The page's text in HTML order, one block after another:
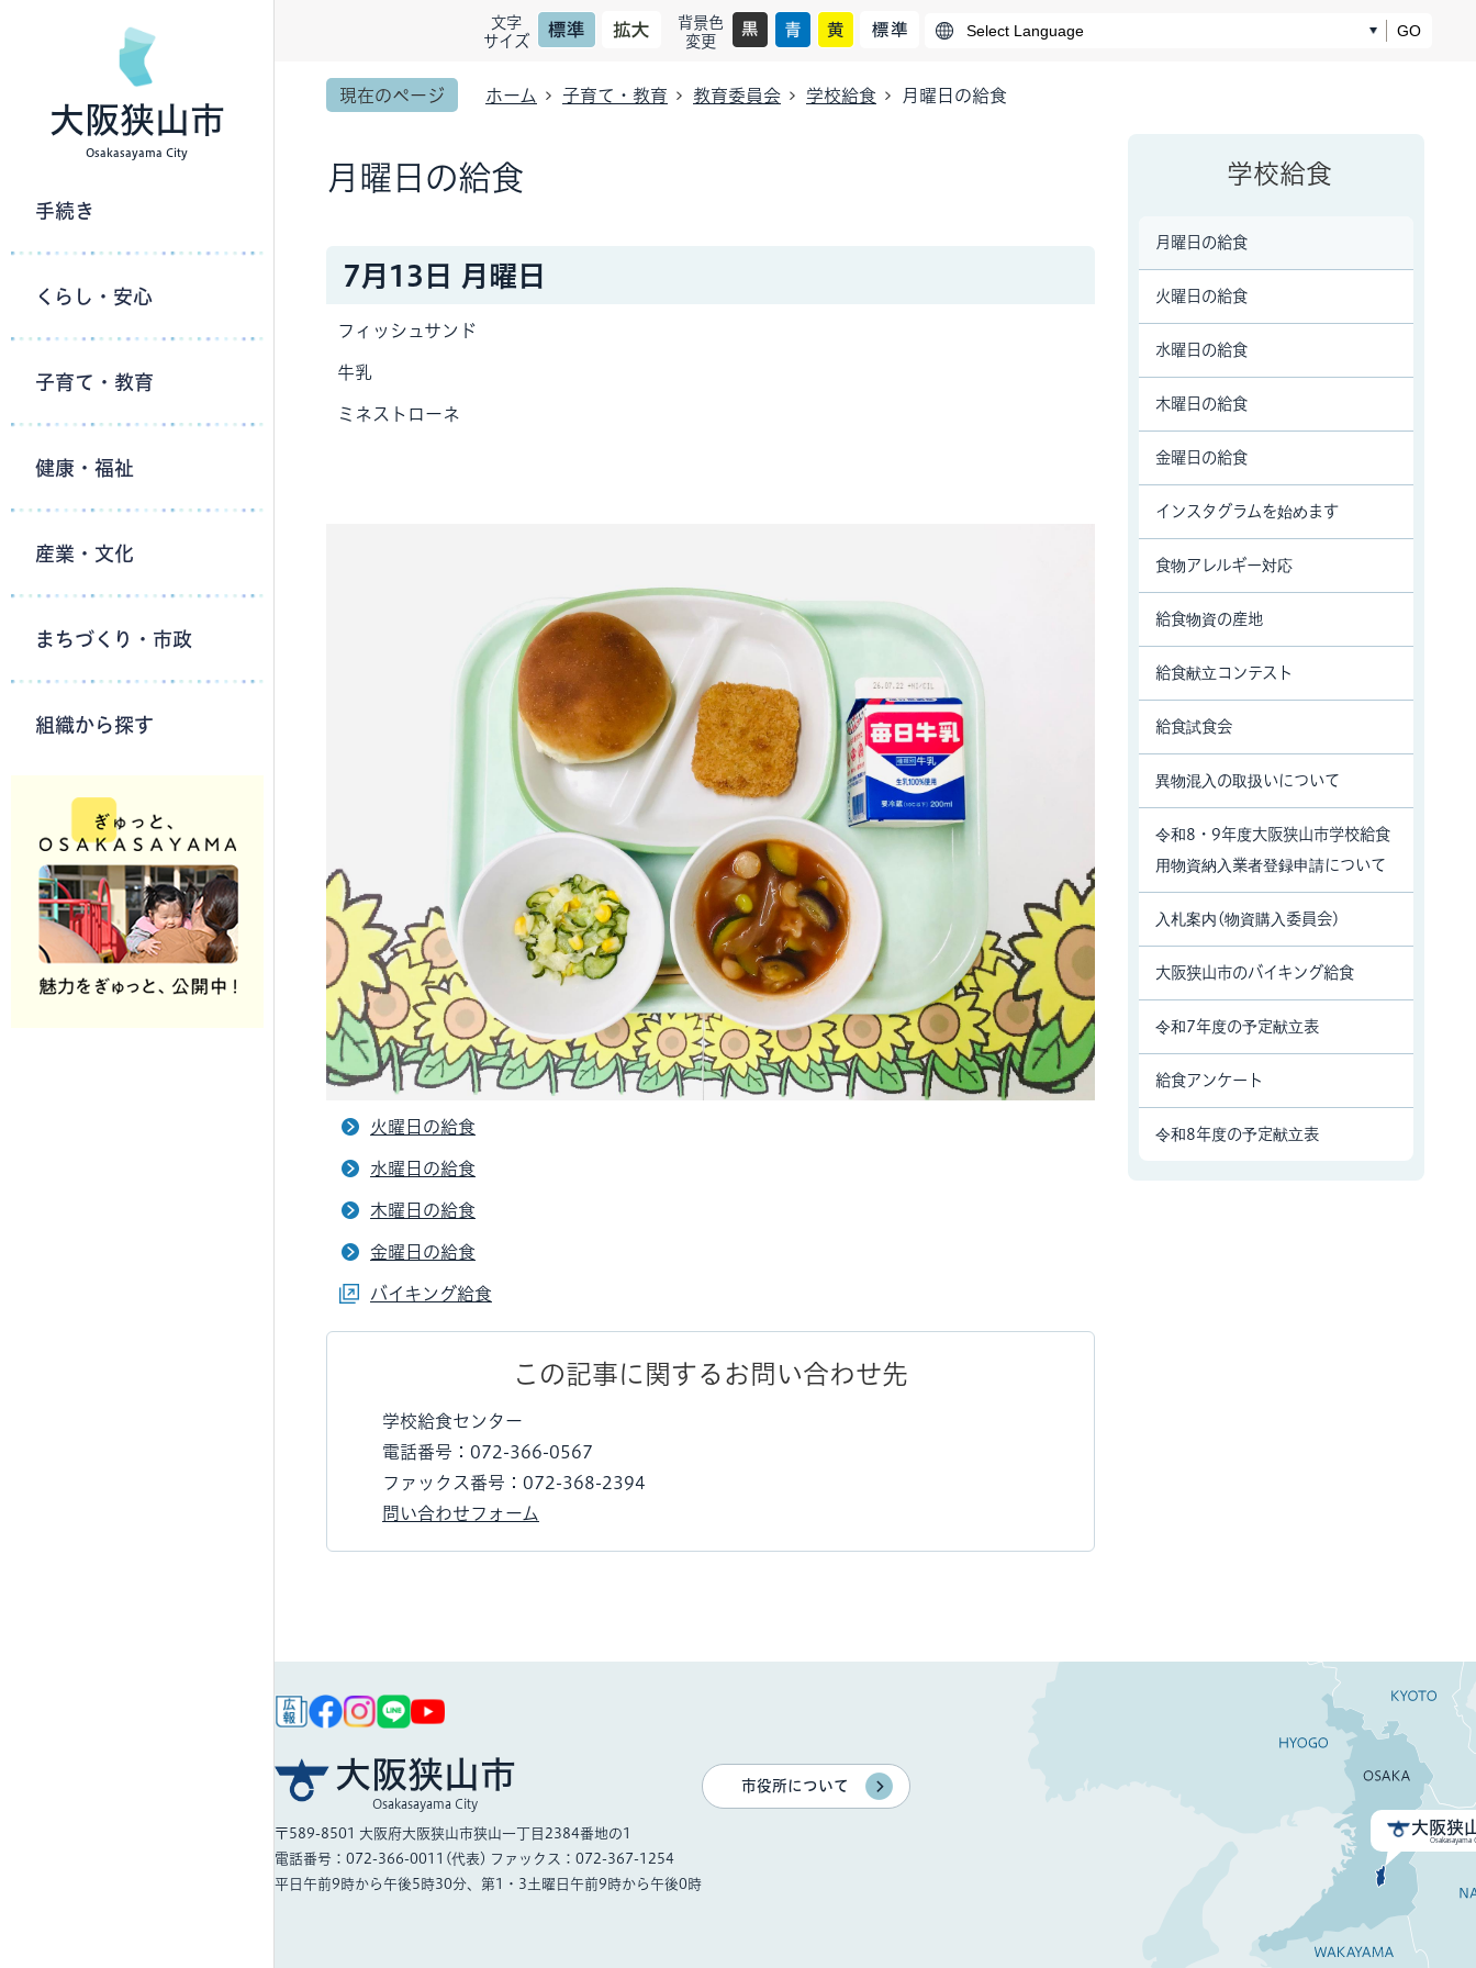
文字
サイズ
背景色
変更
GO
現在のページ ホーム 子育て・教育 教育委員会 学校給食 月曜日の給食
大阪狭山市
Osakasayama City
手続き
くらし・安心
子育て・教育
健康・福祉
産業・文化
まちづくり・市政
組織から探す
月曜日の給食
7月13日 月曜日
フィッシュサンド
牛乳
ミネストローネ
火曜日の給食
水曜日の給食
木曜日の給食
金曜日の給食
バイキング給食
この記事に関するお問い合わせ先
学校給食センター
電話番号：072-366-0567
ファックス番号：072-368-2394
問い合わせフォーム
学校給食
月曜日の給食
火曜日の給食
水曜日の給食
木曜日の給食
金曜日の給食
インスタグラムを始めます
食物アレルギー対応
給食物資の産地
給食献立コンテスト
給食試食会
異物混入の取扱いについて
令和8・9年度大阪狭山市学校給食
用物資納入業者登録申請について
入札案内(物資購入委員会)
大阪狭山市のバイキング給食
令和7年度の予定献立表
給食アンケート
令和8年度の予定献立表
大阪狭山市
Osakasayama City
〒589-8501
大阪府大阪狭山市狭山一丁目2384番地の1
電話番号：072-366-0011(代表) ファックス：072-367-1254
平日午前9時から午後5時30分、第1・3土曜日午前9時から午後0時
市役所について
大阪狭
Osakasayama